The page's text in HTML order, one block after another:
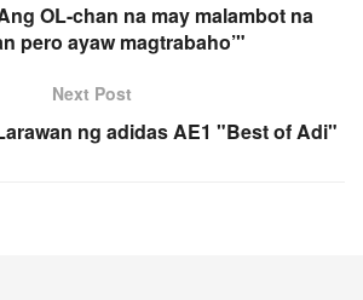
OL-chan na may malambot na
pero ayaw magtrabaho’"
Next Post
ng adidas AE1 "Best of Adi"